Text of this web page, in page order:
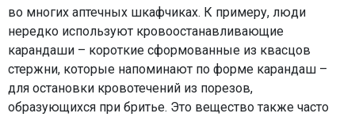
во многих аптечных шкафчиках. К примеру, люди
нередко используют кровоостанавливающие
карандаши – короткие сформованные из квасцов
стержни, которые напоминают по форме карандаш –
для остановки кровотечений из порезов,
образующихся при бритье. Это вещество также часто